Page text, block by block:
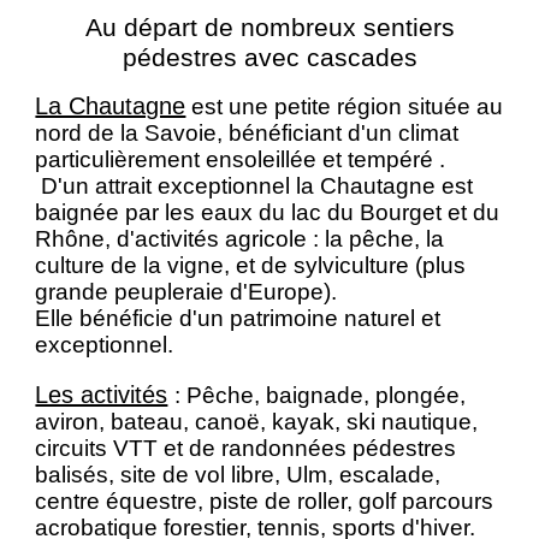
Au départ de nombreux sentiers
pédestres avec cascades
La Chautagne est une petite région située au
nord de la Savoie, bénéficiant d'un climat
particulièrement ensoleillée et tempéré .
D'un attrait exceptionnel la Chautagne est
baignée par les eaux du lac du Bourget et du
Rhône, d'activités agricole : la pêche, la
culture de la vigne, et de sylviculture (plus
grande peupleraie d'Europe).
Elle bénéficie d'un patrimoine naturel et
exceptionnel.
Les activités : Pêche, baignade, plongée,
aviron, bateau, canoë, kayak, ski nautique,
circuits VTT et de randonnées pédestres
balisés, site de vol libre, Ulm, escalade,
centre équestre, piste de roller, golf parcours
acrobatique forestier, tennis, sports d'hiver.